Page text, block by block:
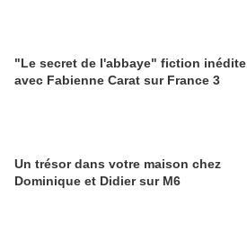
"Le secret de l'abbaye" fiction inédite
avec Fabienne Carat sur France 3
Un trésor dans votre maison chez
Dominique et Didier sur M6